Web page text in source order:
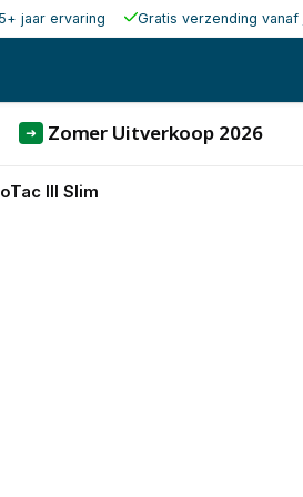
jaar ervaring Gratis verzending vanaf
➜ Zomer Uitverkoop 2026
III Slim